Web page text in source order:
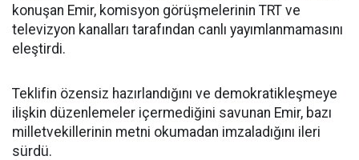
konuşan Emir, komisyon görüşmelerinin TRT ve
televizyon kanalları tarafından canlı yayımlanmamasını
eleştirdi.
Teklifin özensiz hazırlandığını ve demokratikleşmeye
ilişkin düzenlemeler içermediğini savunan Emir, bazı
milletvekillerinin metni okumadan imzaladığını ileri
sürdü.